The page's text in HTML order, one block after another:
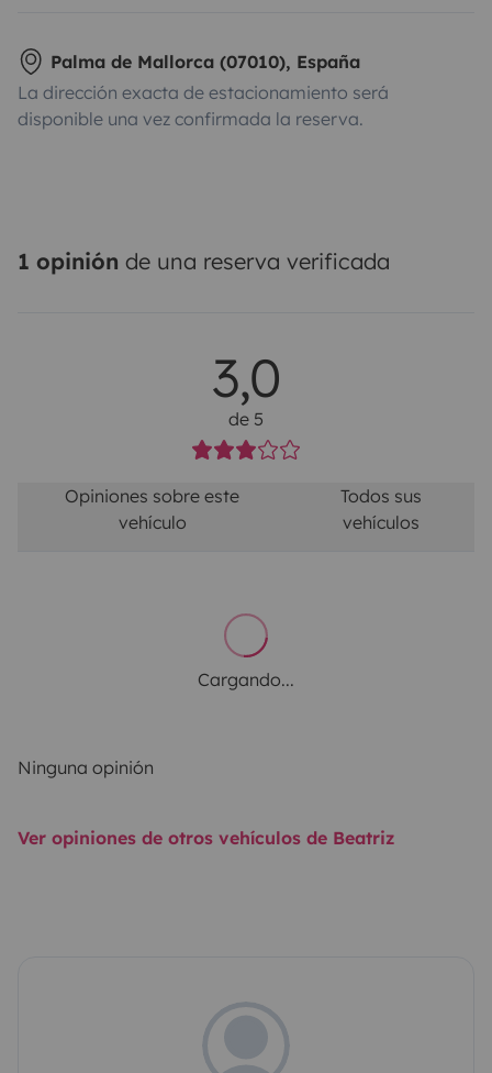
Palma de Mallorca (07010), España
La dirección exacta de estacionamiento será
disponible una vez confirmada la reserva.
1 opinión de una reserva verificada
3,0
de 5
Opiniones sobre este
vehículo
Todos sus
vehículos
Cargando...
Ninguna opinión
Ver opiniones de otros vehículos de Beatriz